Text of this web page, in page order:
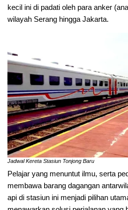
kecil ini di padati oleh para anker
wilayah Serang hingga Jakarta.
Jadwal Kereta Stasiun Tonjong Baru
Pelajar yang menuntut ilmu, serta
membawa barang dagangan
api di stasiun ini menjadi pilihan